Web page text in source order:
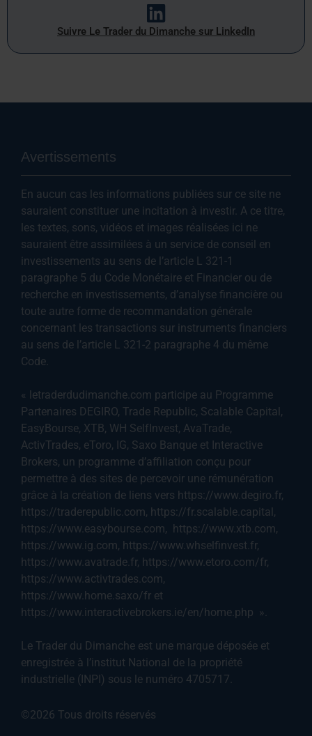
Suivre Le Trader du Dimanche sur LinkedIn
Avertissements
En aucun cas les informations publiées sur ce site ne
sauraient constituer une incitation à investir. A ce titre,
les textes, sons, vidéos et images réalisées ici ne
sauraient être assimilées à un service de conseil en
investissements au sens de l’article L 321-1
paragraphe 5 du Code Monétaire et Financier ou de
recherche en investissements, d’analyse financière ou
toute autre forme de recommandation générale
concernant les transactions sur instruments financiers
au sens de l’article L 321-2 paragraphe 4 du même
Code.
« letraderdudimanche.com participe au Programme
Partenaires DEGIRO, Trade Republic, Scalable Capital,
EasyBourse, XTB, WH SelfInvest, AvaTrade,
ActivTrades, eToro, IG, Saxo Banque et Interactive
Brokers, un programme d’affiliation conçu pour
permettre à des sites de percevoir une rémunération
grâce à la création de liens vers https://www.degiro.fr,
https://traderepublic.com, https://fr.scalable.capital,
https://www.easybourse.com, https://www.xtb.com,
https://www.ig.com, https://www.whselfinvest.fr,
https://www.avatrade.fr, https://www.etoro.com/fr,
https://www.activtrades.com,
https://www.home.saxo/fr et
https://www.interactivebrokers.ie/en/home.php ».
Le Trader du Dimanche est une marque déposée et
enregistrée à l’institut National de la propriété
industrielle (INPI) sous le numéro 4705717.
©2026 Tous droits réservés